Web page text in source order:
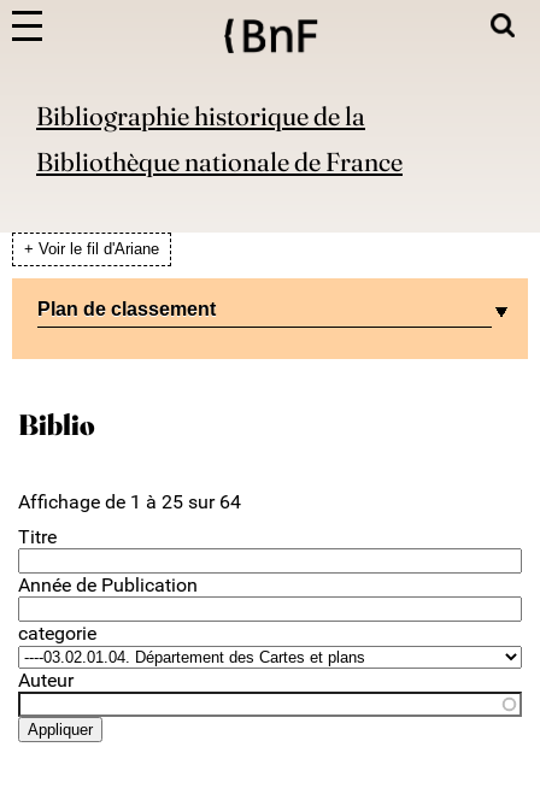
Bibliographie historique de la
Bibliothèque nationale de France
+ Voir le fil d'Ariane
Plan de classement
Biblio
Affichage de 1 à 25 sur 64
Titre
Année de Publication
categorie
Auteur